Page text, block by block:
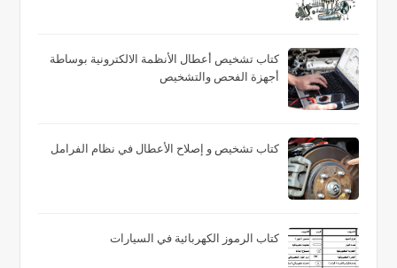
كتاب تشخيص أعطال الأنظمة الالكترونية بوساطة
أجهزة الفحص والتشخيص
كتاب تشخيص و إصلاح الأعطال في نظام الفرامل
كتاب الرموز الكهربائية في السيارات